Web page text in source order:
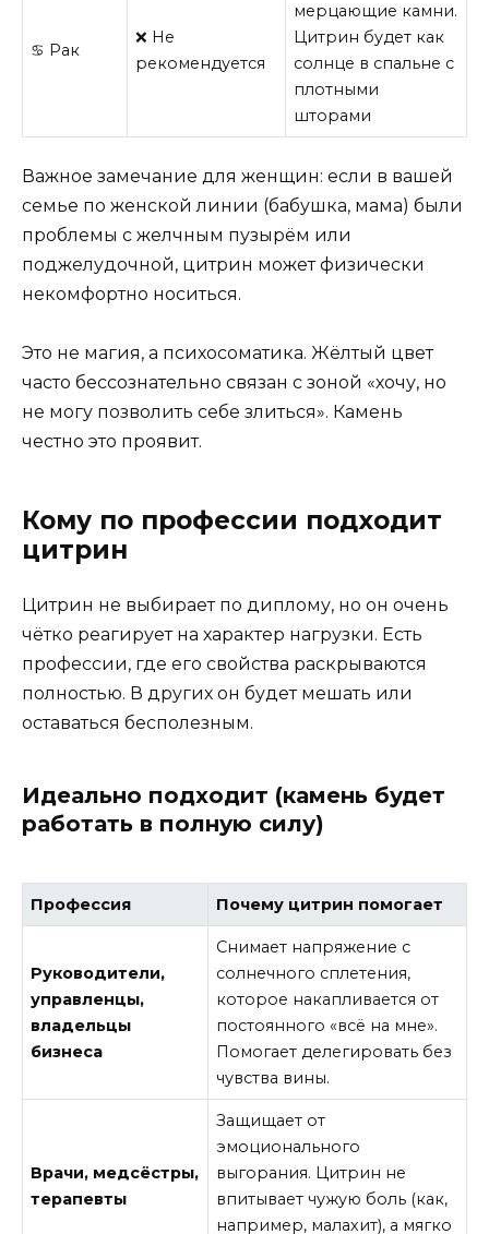
♋ Рак
❌ Не
рекомендуется
мерцающие камни.
Цитрин будет как
солнце в спальне с
плотными
шторами
Важное замечание для женщин: если в вашей
семье по женской линии (бабушка, мама) были
проблемы с желчным пузырём или
поджелудочной, цитрин может физически
некомфортно носиться.
Это не магия, а психосоматика. Жёлтый цвет
часто бессознательно связан с зоной «хочу, но
не могу позволить себе злиться». Камень
честно это проявит.
Кому по профессии подходит
цитрин
Цитрин не выбирает по диплому, но он очень
чётко реагирует на характер нагрузки. Есть
профессии, где его свойства раскрываются
полностью. В других он будет мешать или
оставаться бесполезным.
Идеально подходит (камень будет
работать в полную силу)
Профессия Почему цитрин помогает
Руководители,
управленцы,
владельцы
бизнеса
Снимает напряжение с
солнечного сплетения,
которое накапливается от
постоянного «всё на мне».
Помогает делегировать без
чувства вины.
Врачи, медсёстры,
терапевты
Защищает от
эмоционального
выгорания. Цитрин не
впитывает чужую боль (как,
например, малахит), а мягко